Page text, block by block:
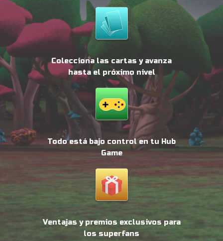
Colecciona las cartas y avanza
hasta el próximo nivel
Todo está bajo control en tu Hub
Game
Ventajas y premios exclusivos para
los superfans